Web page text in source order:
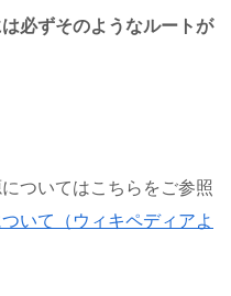
必ずそのようなルートが
ついてはこちらをご参照
いて（ウィキペディアよ